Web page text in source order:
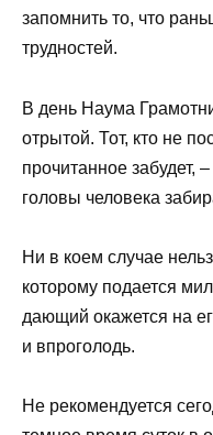
запомнить то, что
трудностей.
В день Наума
отрытой. Тот, кто не
прочитанное забудет,
головы человека
Ни в коем случае
которому подается
дающий окажется на
и впроголодь.
Не рекомендуется